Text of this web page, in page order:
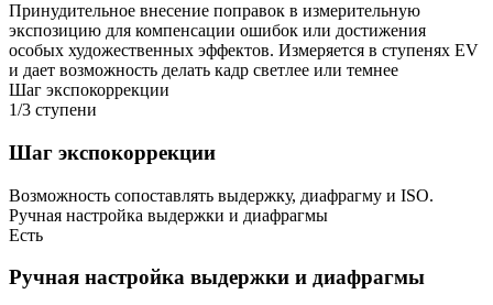
Принудительное внесение поправок в измерительную
экспозицию для компенсации ошибок или достижения
особых художественных эффектов. Измеряется в ступенях EV
и дает возможность делать кадр светлее или темнее
Шаг экспокоррекции
1/3 ступени
Шаг экспокоррекции
Возможность сопоставлять выдержку, диафрагму и ISO.
Ручная настройка выдержки и диафрагмы
Есть
Ручная настройка выдержки и диафрагмы